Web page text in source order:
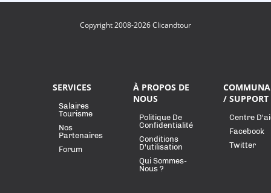
Copyright 2008-2026 Clicandtour
SERVICES
Salaires
Tourisme
Nos
Partenaires
Forum
À PROPOS DE
NOUS
Politique De
Confidentialité
Conditions
D'utilisation
Qui Sommes-
Nous ?
/ SUPPORT
Centre
Facebook
Twitter